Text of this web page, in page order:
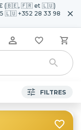
(🇧🇪, 🇫🇷 et 🇱🇺)
🇱🇺 +352 28 33 98
FILTRES